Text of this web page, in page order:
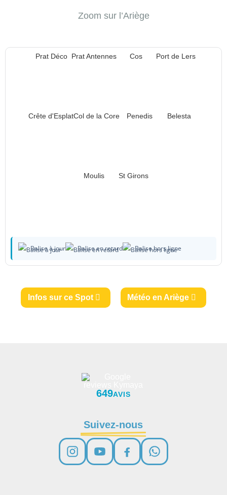
Zoom sur l’Ariège
Prat Déco Prat Antennes Cos Port de Lers
Crête d'EsplatCol de la Core Penedis Belesta
Moulis St Girons
Balise à jour Balise en retard Balise hors ligne
Infos sur ce Spot Météo en Ariège
649AVIS
Suivez-nous